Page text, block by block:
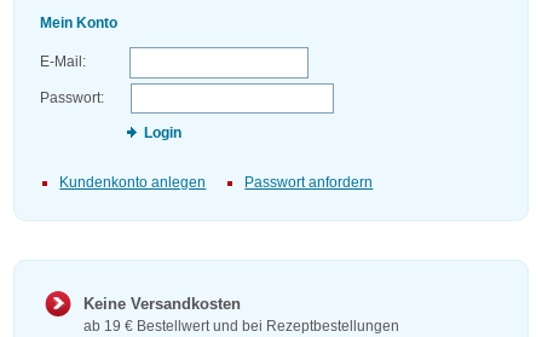
Mein Konto
E-Mail:
Passwort:
Login
Kundenkonto anlegen Passwort anfordern
Keine Versandkosten
ab 19 € Bestellwert und bei Rezeptbestellungen